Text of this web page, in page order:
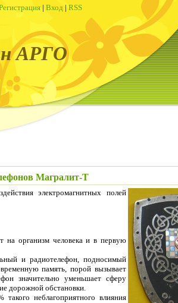
| Вход | RSS
АРГО
Магралит-Т
электромагнитных полей
на организм человека и в первую
и радиотелефон, подносимый
память, порой вызывает
значительно уменьшает сферу
дорожной обстановки.
неблагоприятного влияния